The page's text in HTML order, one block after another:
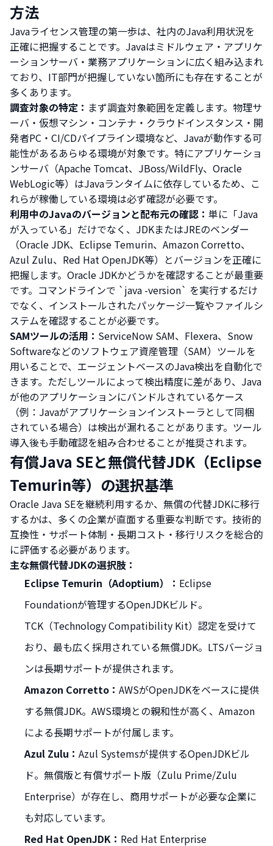
方法
Javaライセンス管理の第一歩は、社内のJava利用状況を
正確に把握することです。Javaはミドルウェア・アプリケ
ーションサーバ・業務アプリケーションに広く組み込まれ
ており、IT部門が把握していない箇所にも存在することが
多くあります。
調査対象の特定： まず調査対象範囲を定義します。物理サ
ーバ・仮想マシン・コンテナ・クラウドインスタンス・開
発者PC・CI/CDパイプライン環境など、Javaが動作する可
能性があるあらゆる環境が対象です。特にアプリケーショ
ンサーバ（Apache Tomcat、JBoss/WildFly、Oracle
WebLogic等）はJavaランタイムに依存しているため、こ
れらが稼働している環境は必ず確認が必要です。
利用中のJavaのバージョンと配布元の確認： 単に「Java
が入っている」だけでなく、JDKまたはJREのベンダー
（Oracle JDK、Eclipse Temurin、Amazon Corretto、
Azul Zulu、Red Hat OpenJDK等）とバージョンを正確に
把握します。Oracle JDKかどうかを確認することが最重要
です。コマンドラインで `java -version` を実行するだけ
でなく、インストールされたパッケージ一覧やファイルシ
ステムを確認することが必要です。
SAMツールの活用： ServiceNow SAM、Flexera、Snow
Softwareなどのソフトウェア資産管理（SAM）ツールを
用いることで、エージェントベースのJava検出を自動化で
きます。ただしツールによって検出精度に差があり、Java
が他のアプリケーションにバンドルされているケース
（例：Javaがアプリケーションインストーラとして同梱
されている場合）は検出が漏れることがあります。ツール
導入後も手動確認を組み合わせることが推奨されます。
有償Java SEと無償代替JDK（Eclipse
Temurin等）の選択基準
Oracle Java SEを継続利用するか、無償の代替JDKに移行
するかは、多くの企業が直面する重要な判断です。技術的
互換性・サポート体制・長期コスト・移行リスクを総合的
に評価する必要があります。
主な無償代替JDKの選択肢：
Eclipse Temurin（Adoptium）： Eclipse
Foundationが管理するOpenJDKビルド。
TCK（Technology Compatibility Kit）認定を受けて
おり、最も広く採用されている無償JDK。LTSバージョ
ンは長期サポートが提供されます。
Amazon Corretto： AWSがOpenJDKをベースに提供
する無償JDK。AWS環境との親和性が高く、Amazon
による長期サポートが付属します。
Azul Zulu： Azul Systemsが提供するOpenJDKビル
ド。無償版と有償サポート版（Zulu Prime/Zulu
Enterprise）が存在し、商用サポートが必要な企業に
も対応しています。
Red Hat OpenJDK： Red Hat Enterprise